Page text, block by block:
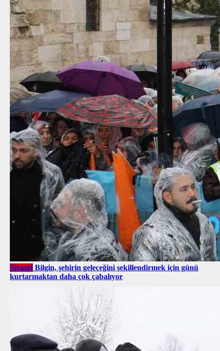
Siyaset Bilgin, şehirin geleceğini şekillendirmek için günü
kurtarmaktan daha çok çabalıyor